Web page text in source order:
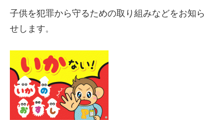
子供を犯罪から守るための取り組みなどをお知ら
せします。